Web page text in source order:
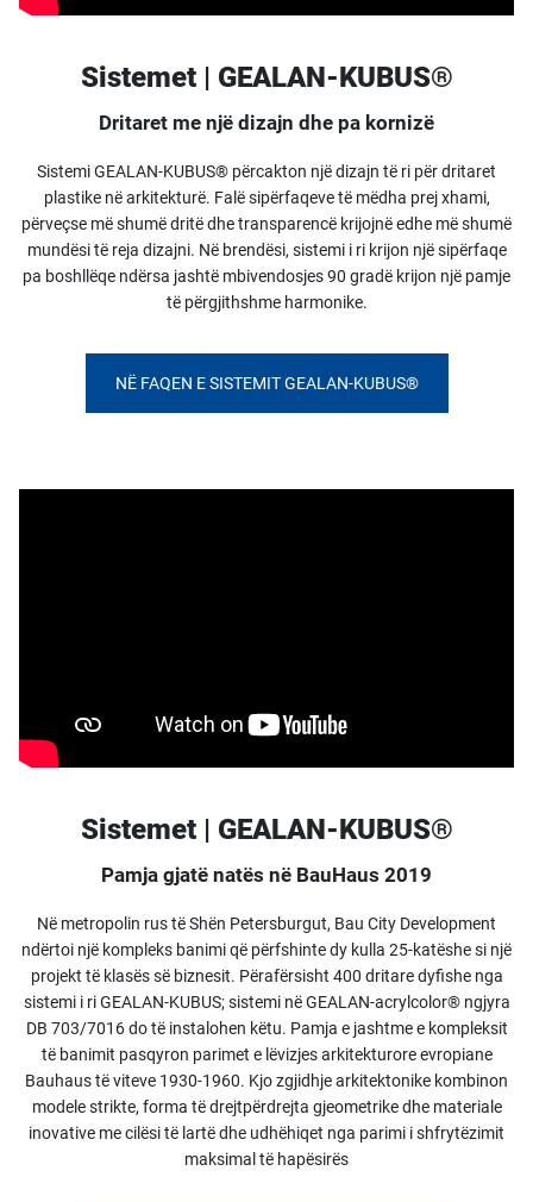
Sistemet | GEALAN-KUBUS®
Dritaret me një dizajn dhe pa kornizë
Sistemi GEALAN-KUBUS® përcakton një dizajn të ri për dritaret
plastike në arkitekturë. Falë sipërfaqeve të mëdha prej xhami,
përveçse më shumë dritë dhe transparencë krijojnë edhe më shumë
mundësi të reja dizajni. Në brendësi, sistemi i ri krijon një sipërfaqe
pa boshllëqe ndërsa jashtë mbivendosjes 90 gradë krijon një pamje
të përgjithshme harmonike.
NË FAQEN E SISTEMIT GEALAN-KUBUS®
Sistemet | GEALAN-KUBUS®
Pamja gjatë natës në BauHaus 2019
Në metropolin rus të Shën Petersburgut, Bau City Development
ndërtoi një kompleks banimi që përfshinte dy kulla 25-katëshe si një
projekt të klasës së biznesit. Përafërsisht 400 dritare dyfishe nga
sistemi i ri GEALAN-KUBUS; sistemi në GEALAN-acrylcolor® ngjyra
DB 703/7016 do të instalohen këtu. Pamja e jashtme e kompleksit
të banimit pasqyron parimet e lëvizjes arkitekturore evropiane
Bauhaus të viteve 1930-1960. Kjo zgjidhje arkitektonike kombinon
modele strikte, forma të drejtpërdrejta gjeometrike dhe materiale
inovative me cilësi të lartë dhe udhëhiqet nga parimi i shfrytëzimit
maksimal të hapësirës